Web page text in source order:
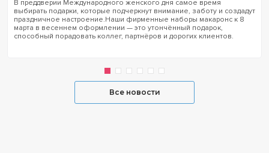
В преддверии Международного женского дня самое время
выбирать подарки, которые подчеркнут внимание, заботу и создадут
праздничное настроение.Наши фирменные наборы макаронс к 8
марта в весеннем оформлении — это утончённый подарок,
способный порадовать коллег, партнёров и дорогих клиентов.
Все новости